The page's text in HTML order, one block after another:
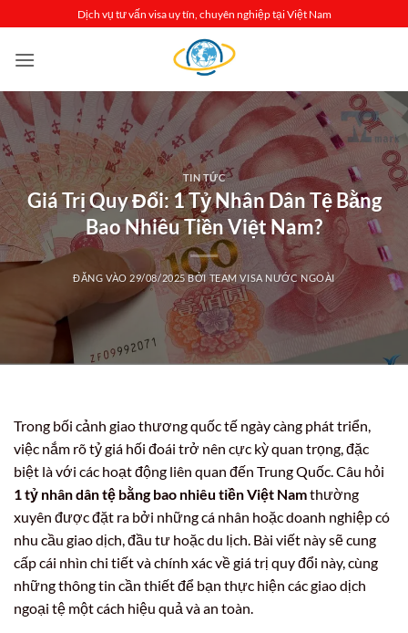
qua
nội
Dịch vụ tư vấn visa uy tín, chuyên nghiệp tại Việt Nam
TIN TỨC
Giá Trị Quy Đổi: 1 Tỷ Nhân Dân Tệ Bằng
Bao Nhiêu Tiền Việt Nam?
ĐĂNG VÀO 29/08/2025 BỞITEAM VISA NƯỚC NGOÀI
Trong bối cảnh giao thương quốc tế ngày càng phát triển,
việc nắm rõ tỷ giá hối đoái trở nên cực kỳ quan trọng, đặc
biệt là với các hoạt động liên quan đến Trung Quốc. Câu hỏi
1 tỷ nhân dân tệ bằng bao nhiêu tiền Việt Namthường
xuyên được đặt ra bởi những cá nhân hoặc doanh nghiệp có
nhu cầu giao dịch, đầu tư hoặc du lịch. Bài viết này sẽ cung
cấp cái nhìn chi tiết và chính xác về giá trị quy đổi này, cùng
những thông tin cần thiết để bạn thực hiện các giao dịch
ngoại tệ một cách hiệu quả và an toàn.